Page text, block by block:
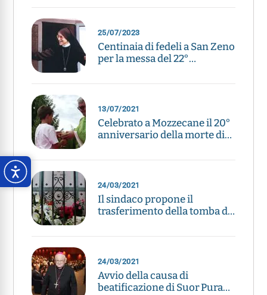
Centinaia di fedeli a San Zeno
per la messa del 22°
25/07/2023
Celebrato a Mozzecane il 20°
anniversario della morte di
13/07/2021
Il sindaco propone il
trasferimento della tomba di
24/03/2021
Avvio della causa di
beatificazione di Suor Pura
24/03/2021